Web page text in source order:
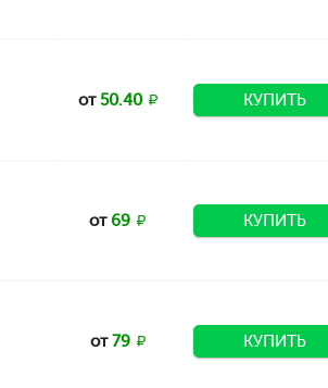
от50.40 КУПИТЬ
от69 КУПИТЬ
от79 КУПИТЬ